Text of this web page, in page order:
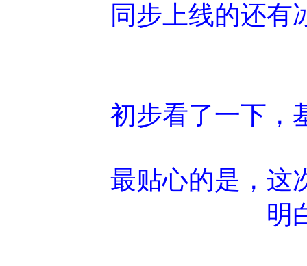
同步上线的还有
初步看了一下，
最贴心的是，这
明